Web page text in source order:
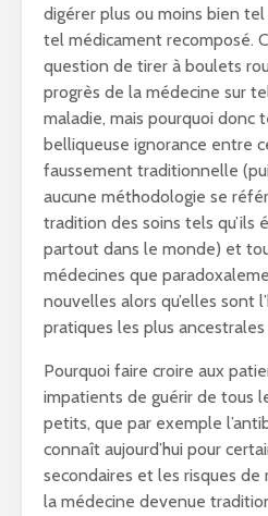
digérer plus ou moins bien
tel médicament recomposé.
question de tirer à boulets
progrès de la médecine sur
maladie, mais pourquoi donc
belliqueuse ignorance entre
faussement traditionnelle
aucune méthodologie se
tradition des soins tels qu’ils
partout dans le monde) et
médecines que
nouvelles alors qu’elles sont
pratiques les plus ancestrales
Pourquoi faire croire aux
impatients de guérir de tous
petits, que par exemple
connaît aujourd’hui pour
secondaires et les risques
la médecine devenue